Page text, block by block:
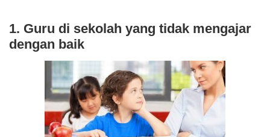
1. Guru di sekolah yang tidak mengajar
dengan baik